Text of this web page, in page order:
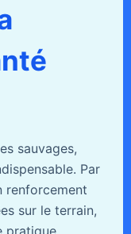
sauvages,
Par
renforcement
sur le terrain,